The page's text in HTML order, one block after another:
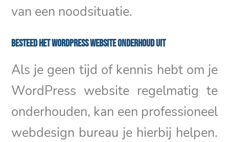
van een noodsituatie.
Besteed het WordPress website onderhoud uit
Als je geen tijd of kennis hebt om je
WordPress website regelmatig te
onderhouden, kan een professioneel
webdesign bureau je hierbij helpen.